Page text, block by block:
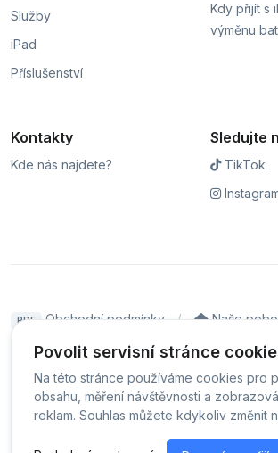
Povolit servisní stránce
Na této stránce používáme cookies pro
obsahu, měření návštěvnosti a
reklam. Souhlas můžete kdykoliv změnit
Služby
iPad
Příslušenství
Kdy přijít s
výměnu
Kontakty
Kde nás najdete?
Sledujte
TikTok
PDF Obchodní podmínky
Naše
Čeština
© Servis iPhoneLab - 2026 - Všechna práva